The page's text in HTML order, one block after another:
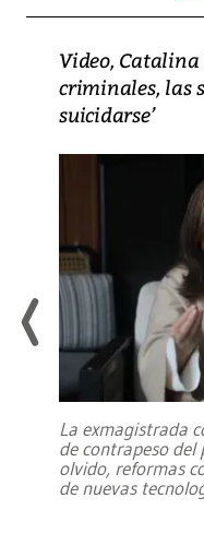
Video, Catalina
criminales, las
suicidarse’
La exmagistrada
de contrapeso del
olvido, reformas
de nuevas